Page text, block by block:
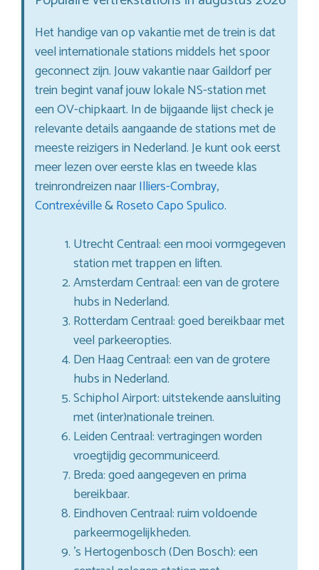
Het handige van op vakantie met de trein is dat
veel internationale stations middels het spoor
geconnect zijn. Jouw vakantie naar Gaildorf per
trein begint vanaf jouw lokale NS-station met
een OV-chipkaart. In de bijgaande lijst check je
relevante details aangaande de stations met de
meeste reizigers in Nederland. Je kunt ook eerst
meer lezen over eerste klas en tweede klas
treinrondreizen naarIlliers-Combray,
Contrexéville&Roseto Capo Spulico.
Utrecht Centraal: een mooi vormgegeven
station met trappen en liften.
Amsterdam Centraal: een van de grotere
hubs in Nederland.
Rotterdam Centraal: goed bereikbaar met
veel parkeeropties.
Den Haag Centraal: een van de grotere
hubs in Nederland.
Schiphol Airport: uitstekende aansluiting
met (inter)nationale treinen.
Leiden Centraal: vertragingen worden
vroegtijdig gecommuniceerd.
Breda: goed aangegeven en prima
bereikbaar.
Eindhoven Centraal: ruim voldoende
parkeermogelijkheden.
’s Hertogenbosch (Den Bosch): een